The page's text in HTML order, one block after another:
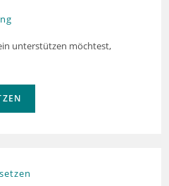
unterstützen möchtest,